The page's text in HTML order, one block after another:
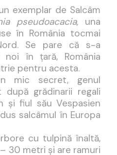
exemplar de Salcâm
pseudoacacia, una
în România tocmai
Se pare că s-a
în țară, România
pentru acesta.
mic secret, genul
grădinarii regali
și fiul său Vespasien
salcâmul în Europa
cu tulpină înaltă,
30 metri și are ramuri